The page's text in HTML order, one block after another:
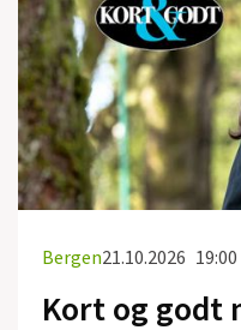
Bergen21.10.2026 19:00
Kort og godt